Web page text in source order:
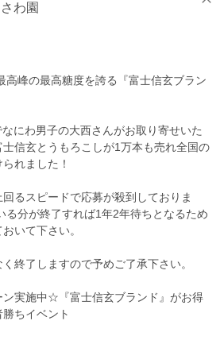
わ園
峰の最高糖度を誇る『富士信玄ブラン
にわ男子の大西さんがお取り寄せいた
信玄とうもろこしが1万本も売れ全国の
れました！
るスピードで応募が殺到しておりま
る分が終了すれば1年2年待ちとなるため
いて下さい。
終了しますので予めご了承下さい。
実施中☆『富士信玄ブランド』がお得
ちイベント